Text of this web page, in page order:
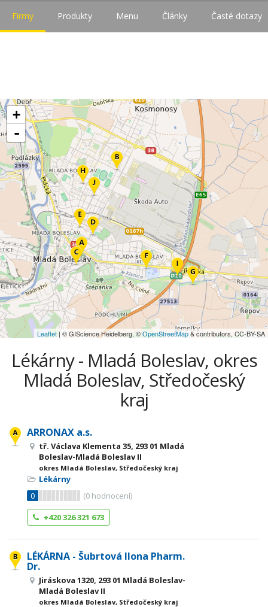
Firmy Produkty Menu Články Časté dotazy
+
-
Leaflet | © GIScience Heidelberg, ©OpenStreetMap& contributors, CC-BY-SA
Lékárny - Mladá Boleslav, okres
Mladá Boleslav, Středočeský
kraj
ARRONAX a.s.
tř. Václava Klementa 35, 293 01 Mladá
Boleslav-Mladá Boleslav II
okres Mladá Boleslav, Středočeský kraj
Lékárny
0
(0 hodnocení)
+420 326 321 673
LÉKÁRNA - Šubrtová Ilona Pharm.
Dr.
Jiráskova 1320, 293 01 Mladá Boleslav-
Mladá Boleslav II
okres Mladá Boleslav, Středočeský kraj